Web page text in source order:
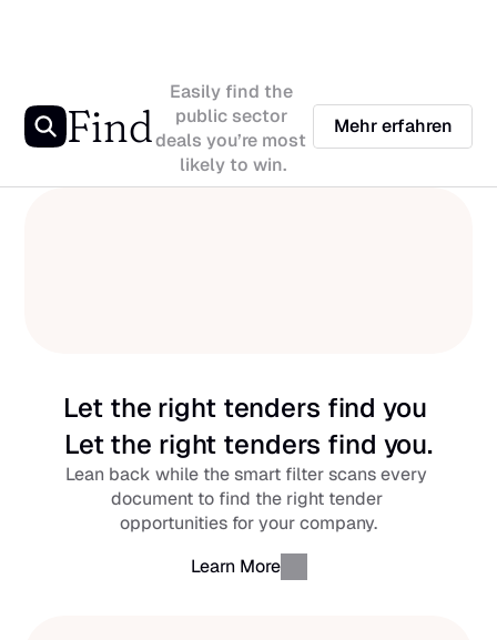
Find
Easily find the
public sector
deals you’re most
likely to win.
Mehr erfahren
Let the right tenders find you
Let the right tenders find you.
Lean back while the smart filter scans every
document to find the right tender
opportunities for your company.
Learn More